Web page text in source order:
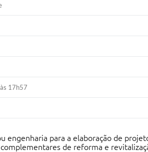
17h57
engenharia para a elaboração de
de reforma e